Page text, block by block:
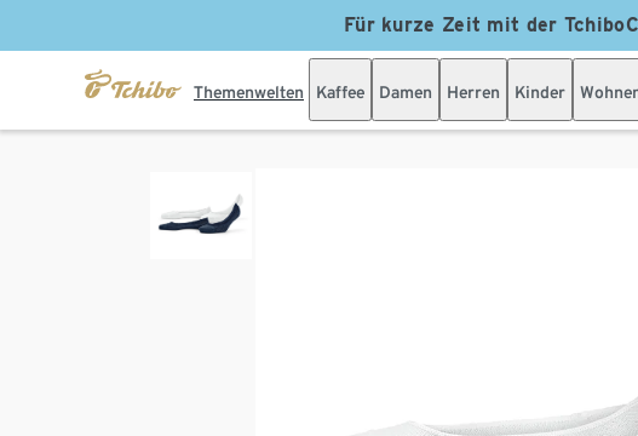
Für kurze Zeit mit der
Themenwelten Kaffee Damen Herren Kinder